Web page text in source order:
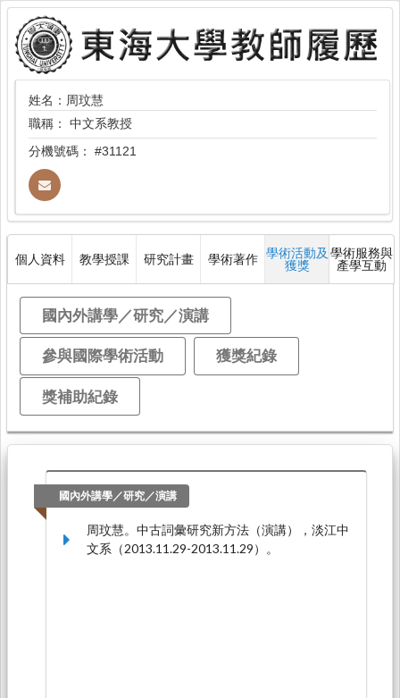
姓名：周玟慧
職稱： 中文系教授
分機號碼： #31121
個人資料 教學授課 研究計畫 學術著作 學術活動及
獲獎
學術服務與
產學互動
國內外講學／研究／演講
參與國際學術活動 獲獎紀錄
獎補助紀錄
國內外講學／研究／演講
周玟慧。中古詞彙研究新方法（演講），淡江中
文系（2013.11.29-2013.11.29）。